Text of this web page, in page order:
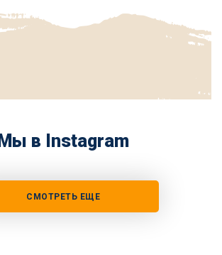
Мы в Instagram
СМОТРЕТЬ ЕЩЕ